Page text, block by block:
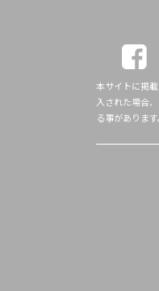
本サイトに掲
入された場合
る事があります